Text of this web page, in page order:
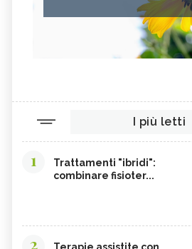
I più letti
1
Trattamenti "ibridi":
combinare fisioter...
2